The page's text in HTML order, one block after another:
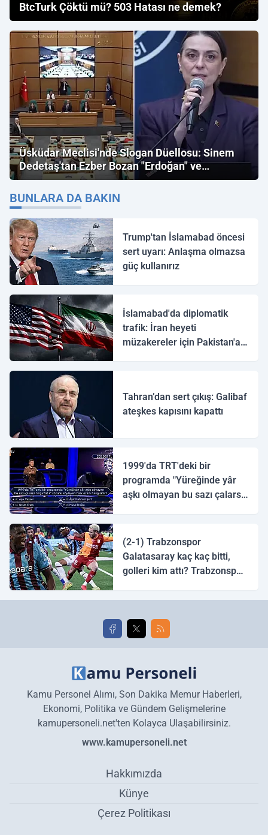
BtcTurk Çöktü mü? 503 Hatası ne demek?
Üsküdar Meclisi'nde Slogan Düellosu: Sinem
Dedetaş'tan Ezber Bozan "Erdoğan" ve
"İmamoğlu" Çıkışı!
BUNLARA DA BAKIN
Trump'tan İslamabad öncesi
sert uyarı: Anlaşma olmazsa
güç kullanırız
İslamabad'da diplomatik
trafik: İran heyeti
müzakereler için Pakistan'a
Tahran’dan sert çıkış: Galibaf
ateşkes kapısını kapattı
1999'da TRT'deki bir
programda "Yüreğinde yâr
aşkı olmayan bu sazı çalarsa
(2-1) Trabzonspor
Galatasaray kaç kaç bitti,
golleri kim attı? Trabzonspor
golleri!
Kamu Personel Alımı, Son Dakika Memur Haberleri,
Ekonomi, Politika ve Gündem Gelişmelerine
kamupersoneli.net'ten Kolayca Ulaşabilirsiniz.
www.kamupersoneli.net
Hakkımızda
Künye
Çerez Politikası